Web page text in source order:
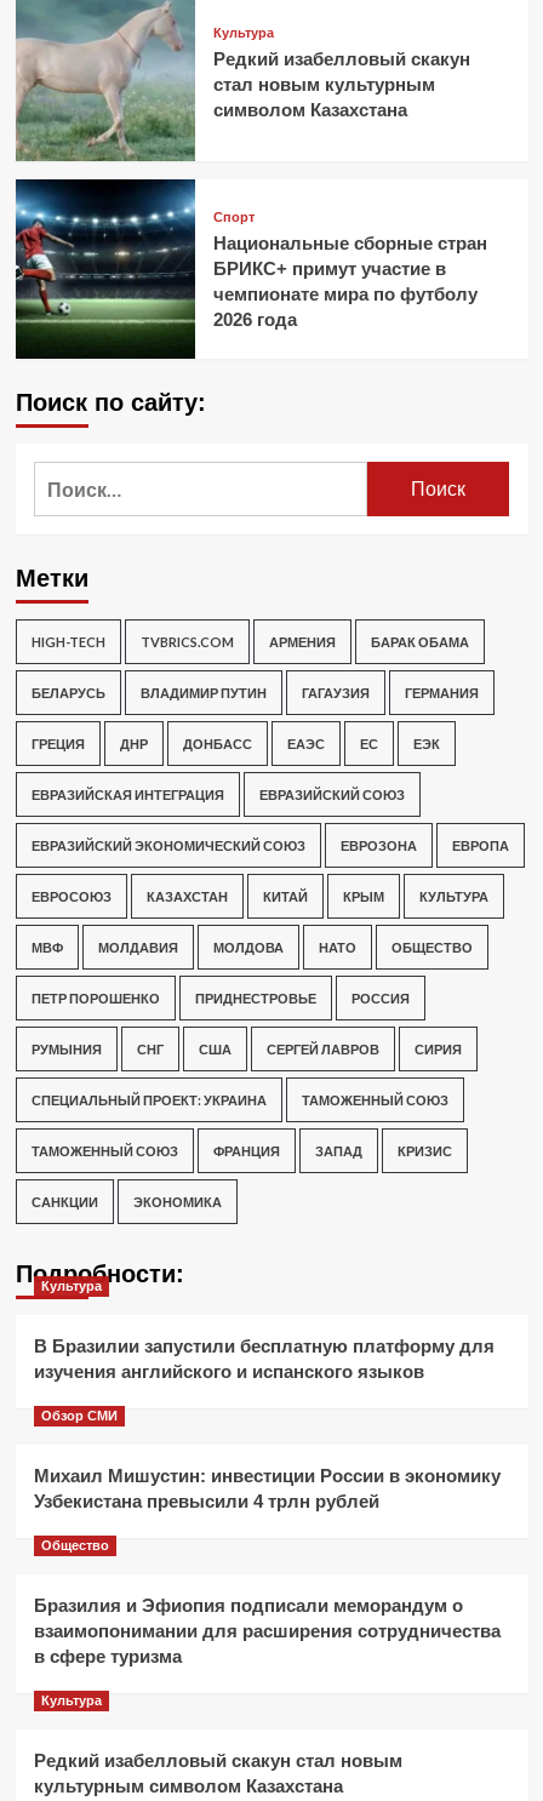
Культура
Редкий изабелловый скакун
стал новым культурным
символом Казахстана
Спорт
Национальные сборные стран
БРИКС+ примут участие в
чемпионате мира по футболу
2026 года
Поиск по сайту:
Метки
HIGH-TECH TVBRICS.COM АРМЕНИЯ БАРАК ОБАМА
БЕЛАРУСЬ ВЛАДИМИР ПУТИН ГАГАУЗИЯ ГЕРМАНИЯ
ГРЕЦИЯ ДНР ДОНБАСС ЕАЭС ЕС ЕЭК
ЕВРАЗИЙСКАЯ ИНТЕГРАЦИЯ ЕВРАЗИЙСКИЙ СОЮЗ
ЕВРАЗИЙСКИЙ ЭКОНОМИЧЕСКИЙ СОЮЗ ЕВРОЗОНА ЕВРОПА
ЕВРОСОЮЗ КАЗАХСТАН КИТАЙ КРЫМ КУЛЬТУРА
МВФ МОЛДАВИЯ МОЛДОВА НАТО ОБЩЕСТВО
ПЕТР ПОРОШЕНКО ПРИДНЕСТРОВЬЕ РОССИЯ
РУМЫНИЯ СНГ США СЕРГЕЙ ЛАВРОВ СИРИЯ
СПЕЦИАЛЬНЫЙ ПРОЕКТ: УКРАИНА ТАМОЖЕННЫЙ СОЮЗ
ТАМОЖЕННЫЙ СОЮЗ ФРАНЦИЯ ЗАПАД КРИЗИС
САНКЦИИ ЭКОНОМИКА
Подробности:
Культура
В Бразилии запустили бесплатную платформу для
изучения английского и испанского языков
Обзор СМИ
Михаил Мишустин: инвестиции России в экономику
Узбекистана превысили 4 трлн рублей
Общество
Бразилия и Эфиопия подписали меморандум о
взаимопонимании для расширения сотрудничества
в сфере туризма
Культура
Редкий изабелловый скакун стал новым
культурным символом Казахстана